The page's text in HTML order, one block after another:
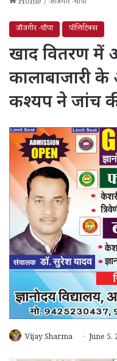
जाँजगीर -चाँपा पॉलिटिक्स
खाद वितरण में
कालाबाजारी
कश्यप ने जांच
Vijay Sharma June 5,